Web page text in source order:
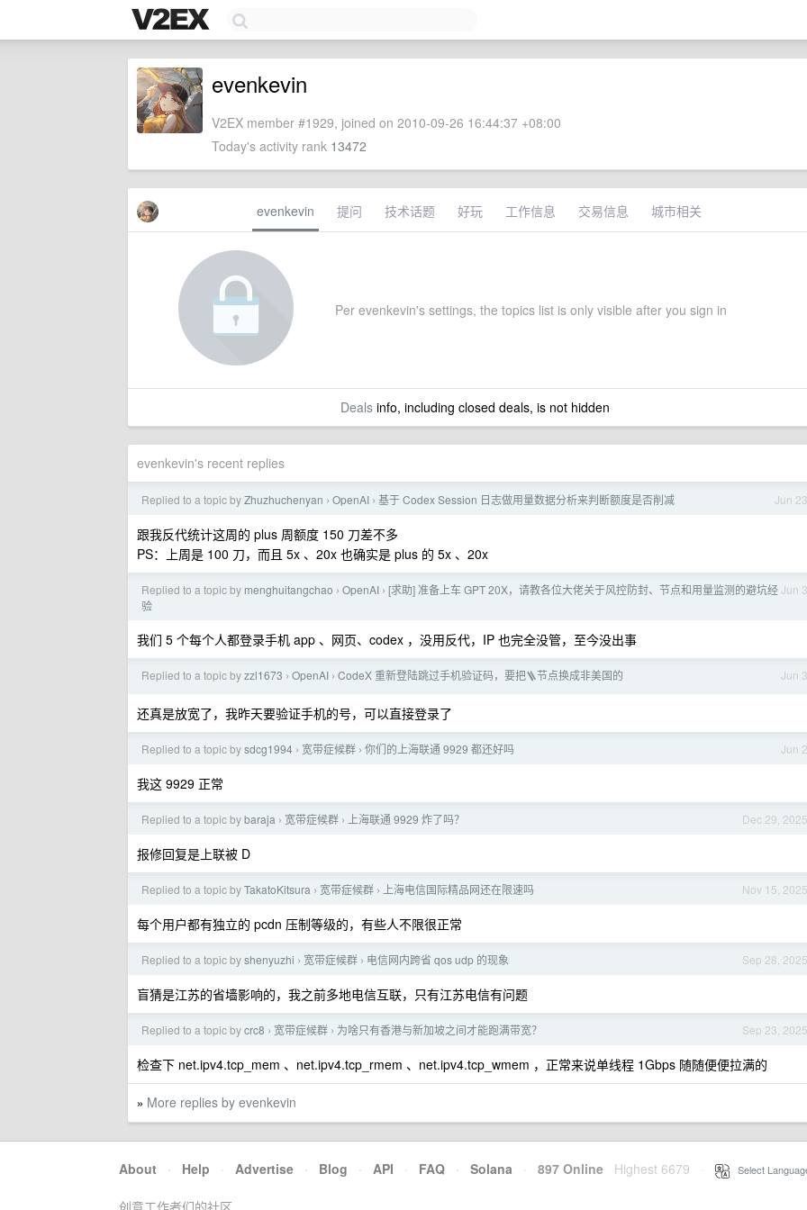
evenkevin
V2EX member #1929, joined on 2010-09-26 16:44:37 +08:00
Today's activity rank 13472
evenkevin 提问 技术话题 好玩 工作信息 交易信息 城市相关
Per evenkevin's settings, the topics list is only visible after you sign in
Dealsinfo, including closed deals, is not hidden
evenkevin's recent replies
Jun 23
Replied to a topic byZhuzhuchenyan › OpenAI › 基于 Codex Session 日志做用量数据分析来判断额度是否削减
跟我反代统计这周的 plus 周额度 150 刀差不多
PS：上周是 100 刀，而且 5x 、20x 也确实是 plus 的 5x 、20x
Jun 3
Replied to a topic by menghuitangchao › OpenAI › [求助] 准备上车 GPT 20X，请教各位大佬关于风控防封、节点和用量监测的避坑经
验
我们 5 个每个人都登录手机 app 、网页、codex ，没用反代，IP 也完全没管，至今没出事
Jun 3
Replied to a topic byzzl1673 › OpenAI › CodeX 重新登陆跳过手机验证码，要把🪜节点换成非美国的
还真是放宽了，我昨天要验证手机的号，可以直接登录了
Jun 2
Replied to a topic bysdcg1994 › 宽带症候群 › 你们的上海联通 9929 都还好吗
我这 9929 正常
Dec 29, 2025
Replied to a topic bybaraja › 宽带症候群 › 上海联通 9929 炸了吗？
报修回复是上联被 D
Nov 15, 2025
Replied to a topic byTakatoKitsura › 宽带症候群 › 上海电信国际精品网还在限速吗
每个用户都有独立的 pcdn 压制等级的，有些人不限很正常
Sep 28, 2025
Replied to a topic byshenyuzhi › 宽带症候群 › 电信网内跨省 qos udp 的现象
盲猜是江苏的省墙影响的，我之前多地电信互联，只有江苏电信有问题
Sep 23, 2025
Replied to a topic bycrc8 › 宽带症候群 › 为啥只有香港与新加坡之间才能跑满带宽？
检查下 net.ipv4.tcp_mem 、net.ipv4.tcp_rmem 、net.ipv4.tcp_wmem ，正常来说单线程 1Gbps 随随便便拉满的
» More replies by evenkevin
About · Help · Advertise · Blog · API · FAQ · Solana · 897 Online Highest 6679 Select
创意工作者们的社区